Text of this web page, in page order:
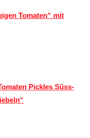
Tomaten“ mit
Pickles Süss-